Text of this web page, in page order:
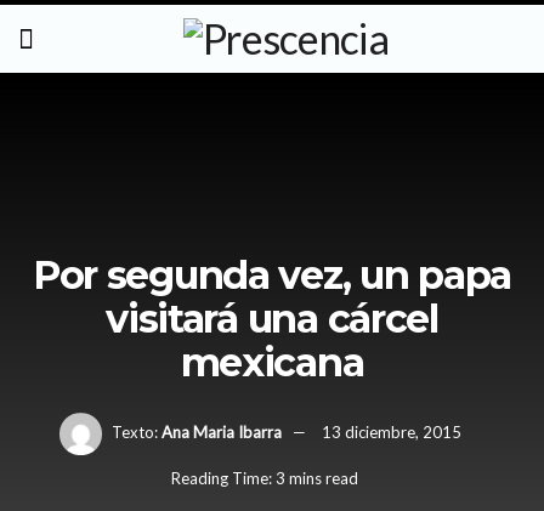
Por segunda vez, un papa
visitará una cárcel
mexicana
Texto:Ana Maria Ibarra 13 diciembre, 2015
Reading Time: 3 mins read